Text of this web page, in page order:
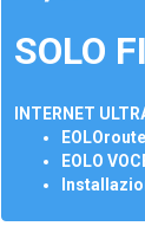
SOLO
INTERNET
EOLO